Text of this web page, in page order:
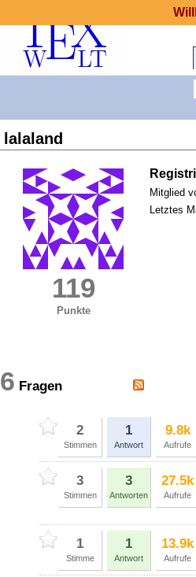
lalaland
119
Punkte
Mitglied
Letztes
6 Fragen
2
Stimmen
1
Antwort
9.8k
Aufrufe
3
Stimmen
3
Antworten
27.5k
Aufrufe
1
Stimme
1
Antwort
13.9k
Aufrufe